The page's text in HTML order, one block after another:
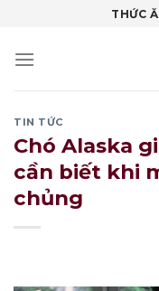
content
THỨC
TIN TỨC
Chó Alaska
cần biết khi
chủng